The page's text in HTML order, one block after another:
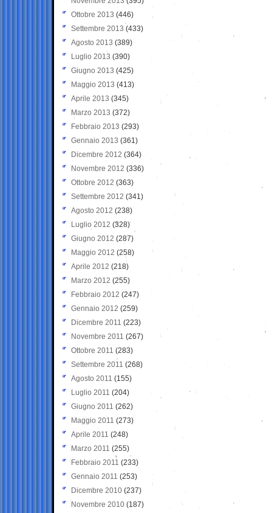
Ottobre 2013 (446)
Settembre 2013 (433)
Agosto 2013 (389)
Luglio 2013 (390)
Giugno 2013 (425)
Maggio 2013 (413)
Aprile 2013 (345)
Marzo 2013 (372)
Febbraio 2013 (293)
Gennaio 2013 (361)
Dicembre 2012 (364)
Novembre 2012 (336)
Ottobre 2012 (363)
Settembre 2012 (341)
Agosto 2012 (238)
Luglio 2012 (328)
Giugno 2012 (287)
Maggio 2012 (258)
Aprile 2012 (218)
Marzo 2012 (255)
Febbraio 2012 (247)
Gennaio 2012 (259)
Dicembre 2011 (223)
Novembre 2011 (267)
Ottobre 2011 (283)
Settembre 2011 (268)
Agosto 2011 (155)
Luglio 2011 (204)
Giugno 2011 (262)
Maggio 2011 (273)
Aprile 2011 (248)
Marzo 2011 (255)
Febbraio 2011 (233)
Gennaio 2011 (253)
Dicembre 2010 (237)
Novembre 2010 (187)